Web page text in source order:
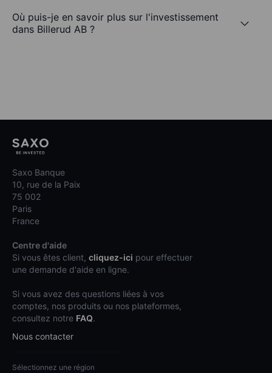
Où puis-je en savoir plus sur l'investissement
dans Billerud AB ?
Saxo Banque
10, rue de la Paix
75 002
Paris
France
Centre d'aide
Si vous êtes client, cliquez-ici pour effectuer
une demande d'aide en ligne.
Si vous avez des questions liées à vos
comptes, nos produits ou nos plateformes,
consultez notre FAQ.
Nous contacter
Sélectionnez une région